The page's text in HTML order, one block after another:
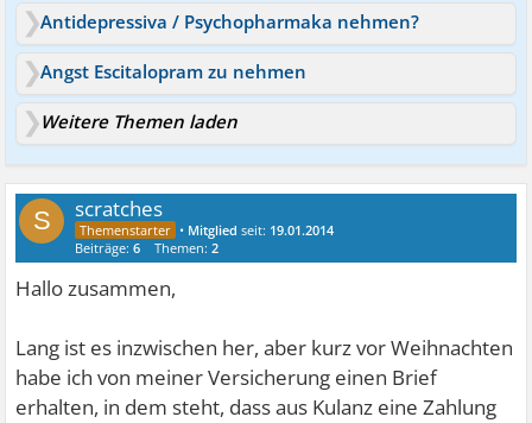
Antidepressiva / Psychopharmaka nehmen?
Angst Escitalopram zu nehmen
Weitere Themen laden
S scratches
• Mitglied seit: 19.01.2014
Beiträge:6 Themen:2
Hallo zusammen,
Lang ist es inzwischen her, aber kurz vor Weihnachten
habe ich von meiner Versicherung einen Brief
erhalten, in dem steht, dass aus Kulanz eine Zahlung